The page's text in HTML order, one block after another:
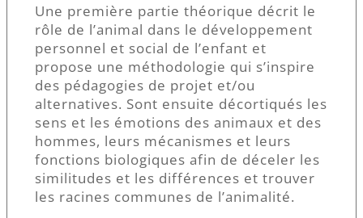
Une première partie théorique décrit le
rôle de l’animal dans le développement
personnel et social de l’enfant et
propose une méthodologie qui s’inspire
des pédagogies de projet et/ou
alternatives. Sont ensuite décortiqués les
sens et les émotions des animaux et des
hommes, leurs mécanismes et leurs
fonctions biologiques afin de déceler les
similitudes et les différences et trouver
les racines communes de l’animalité.